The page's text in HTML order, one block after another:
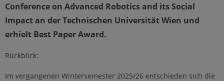
Conference on Advanced Robotics and its Social
Impact an der Technischen Universität Wien und
erhielt Best Paper Award.
Rückblick:
Im vergangenen Wintersemester 2025/26 entschieden sich die